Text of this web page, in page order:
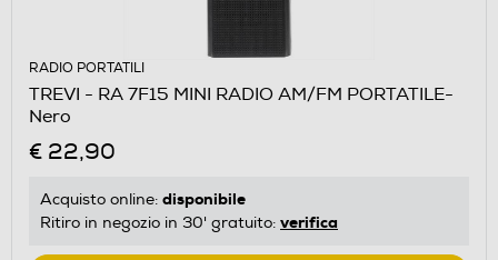
RADIO PORTATILI
TREVI - RA 7F15 MINI RADIO AM/FM PORTATILE-
Nero
€ 22,90
Acquisto online: disponibile
Ritiro in negozio in 30' gratuito: verifica